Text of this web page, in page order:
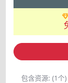
包含资源: (1个)